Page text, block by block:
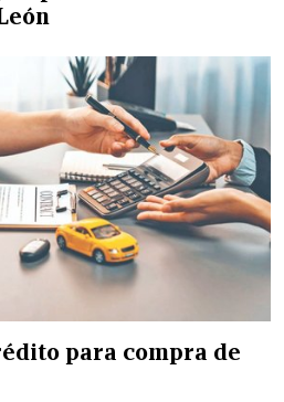
para compra de